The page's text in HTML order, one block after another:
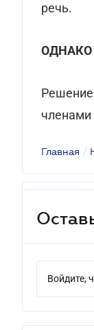
речь.
ОДНАКО
членами
Главная /
Войдите,